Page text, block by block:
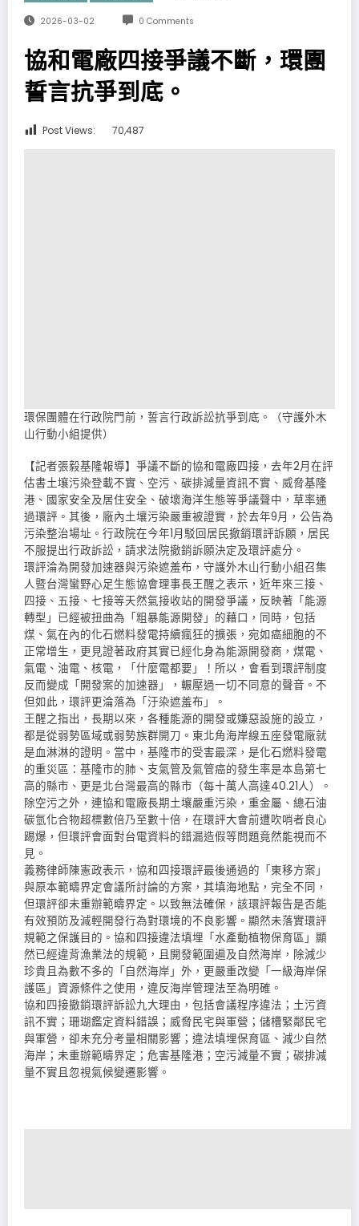
2026-03-02 0 Comments
協和電廠四接爭議不斷，環團
誓言抗爭到底。
Post Views: 70,487
環保團體在行政院門前，誓言行政訴訟抗爭到底。（守護外木
山行動小組提供）
【記者張毅基隆報導】爭議不斷的協和電廠四接，去年2月在評
估書土壤污染登載不實、空污、碳排減量資訊不實、威脅基隆
港、國家安全及居住安全、破壞海洋生態等爭議聲中，草率通
過環評。其後，廠內土壤污染嚴重被證實，於去年9月，公告為
污染整治場址。行政院在今年1月駁回居民撤銷環評訴願，居民
不服提出行政訴訟，請求法院撤銷訴願決定及環評處分。
環評淪為開發加速器與污染遮羞布，守護外木山行動小組召集
人暨台灣蠻野心足生態協會理事長王醒之表示，近年來三接、
四接、五接、七接等天然氣接收站的開發爭議，反映著「能源
轉型」已經被扭曲為「粗暴能源開發」的藉口，同時，包括
煤、氣在內的化石燃料發電持續瘋狂的擴張，宛如癌細胞的不
正常增生，更見證著政府其實已經化身為能源開發商，煤電、
氣電、油電、核電，「什麼電都要」！所以，會看到環評制度
反而變成「開發案的加速器」，輾壓過一切不同意的聲音。不
但如此，環評更淪落為「汙染遮羞布」。
王醒之指出，長期以來，各種能源的開發或嫌惡設施的設立，
都是從弱勢區域或弱勢族群開刀。東北角海岸線五座發電廠就
是血淋淋的證明。當中，基隆市的受害最深，是化石燃料發電
的重災區：基隆市的肺、支氣管及氣管癌的發生率是本島第七
高的縣市、更是北台灣最高的縣市（每十萬人高達40.21人）。
除空污之外，連協和電廠長期土壤嚴重污染，重金屬、總石油
碳氫化合物超標數倍乃至數十倍，在環評大會前遭吹哨者良心
踢爆，但環評會面對台電資料的錯漏造假等問題竟然能視而不
見。
義務律師陳憲政表示，協和四接環評最後通過的「東移方案」
與原本範疇界定會議所討論的方案，其填海地點，完全不同，
但環評卻未重辦範疇界定。以致無法確保，該環評報告是否能
有效預防及減輕開發行為對環境的不良影響。顯然未落實環評
規範之保護目的。協和四接違法填埋「水產動植物保育區」顯
然已經違背漁業法的規範，且開發範圍遍及自然海岸，除減少
珍貴且為數不多的「自然海岸」外，更嚴重改變「一級海岸保
護區」資源條件之使用，違反海岸管理法至為明確。
協和四接撤銷環評訴訟九大理由，包括會議程序違法；土污資
訊不實；珊瑚鑑定資料錯誤；威脅民宅與軍營；儲槽緊鄰民宅
與軍營，卻未充分考量相關影響；違法填埋保育區、減少自然
海岸；未重辦範疇界定；危害基隆港；空污減量不實；碳排減
量不實且忽視氣候變遷影響。